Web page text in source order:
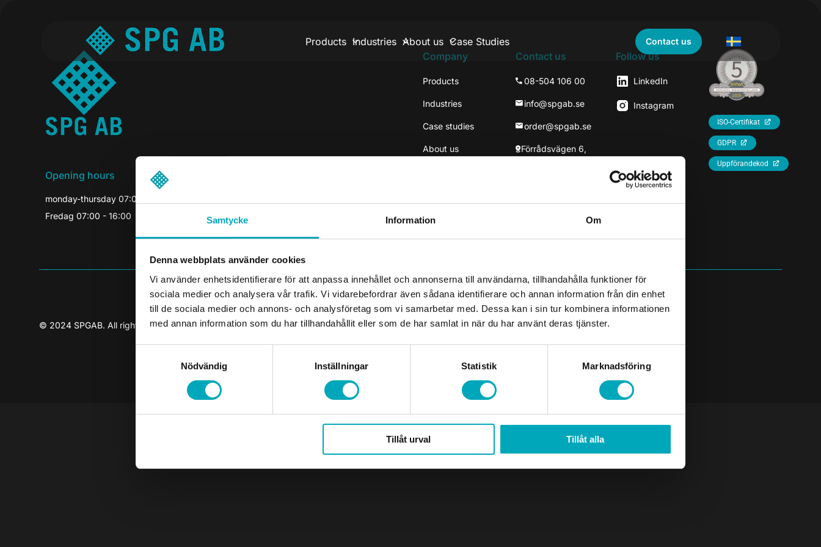
Samtycke Information Om
Denna webbplats använder cookies
Vi använder enhetsidentifierare för att anpassa innehållet och annonserna till användarna, tillhandahålla funktioner för
sociala medier och analysera vår trafik. Vi vidarebefordrar även sådana identifierare och annan information från din enhet
till de sociala medier och annons- och analysföretag som vi samarbetar med. Dessa kan i sin tur kombinera informationen
med annan information som du har tillhandahållit eller som de har samlat in när du har använt deras tjänster.
Nödvändig
Inställningar Statistik Marknadsföring
Tillåt urval Tillåt alla
Products Industries About us Case Studies Contact us
Opening hours
monday-thursday 07:00-16:30
Fredag 07:00 - 16:00
Company
Products
Industries
Case studies
About us
Contact us
08-504 106 00
info@spgab.se
order@spgab.se
Förrådsvägen 6,
Follow us
LinkedIn
Instagram
ISO-Certifikat
GDPR
Uppförandekod
© 2024 SPGAB. All rights reserved
Designed and developed byBuildahome Digital